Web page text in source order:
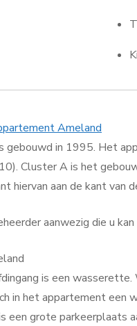
Ameland
gebouwd in 1995. Het
Cluster A is het
hiervan aan de kant van
aanwezig die u
is een
in het appartement een
een grote parkeerplaats